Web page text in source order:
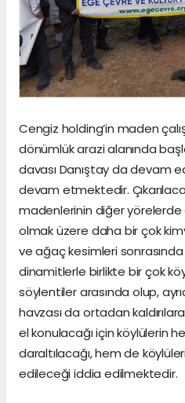
Cengiz holding’in maden
dönümlük arazi alanında
davası Danıştay da devam
devam etmektedir.
madenlerinin diğer
olmak üzere daha bir çok
ve ağaç kesimleri
dinamitlerle birlikte bir çok
söylentiler arasında olup,
havzası da ortadan
el konulacağı için köylülerin
daraltılacağı, hem de
edileceği iddia edilmektedir.